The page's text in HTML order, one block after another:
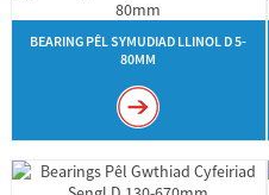
BEARING PÊL SYMUDIAD LLINOL D 5-
80MM